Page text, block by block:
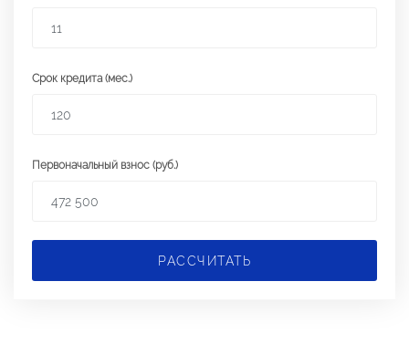
Срок кредита (мес.)
Первоначальный взнос (руб.)
РАССЧИТАТЬ